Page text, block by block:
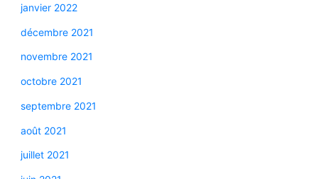
janvier 2022
décembre 2021
novembre 2021
octobre 2021
septembre 2021
août 2021
juillet 2021